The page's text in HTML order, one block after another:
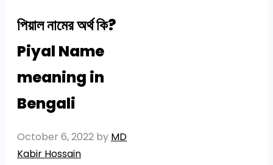
পিয়াল নামের অর্থ কি?
Piyal Name
meaning in
Bengali
October 6, 2022 by MD
Kabir Hossain